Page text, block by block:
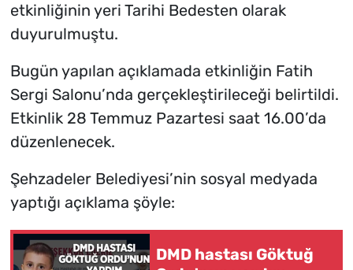
etkinliğinin yeri Tarihi Bedesten olarak
duyurulmuştu.
Bugün yapılan açıklamada etkinliğin Fatih
Sergi Salonu’nda gerçekleştirileceği belirtildi.
Etkinlik 28 Temmuz Pazartesi saat 16.00’da
düzenlenecek.
Şehzadeler Belediyesi’nin sosyal medyada
yaptığı açıklama şöyle:
DMD hastası Göktuğ